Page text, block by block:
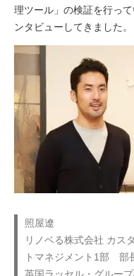
理ツール」の検証を行っ
ンタビューしてきました。
照屋遼
リノベる株式会社 カス
トマネジメント1部 部